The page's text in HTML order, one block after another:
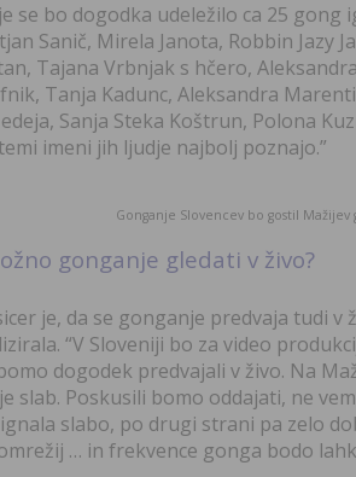
se bo dogodka udeležilo ca 25
Sanič, Mirela Janota, Robbin Jazy
Tajana Vrbnjak s hčero,
Tanja Kadunc, Aleksandra
Sanja Steka Koštrun, Polona
imeni jih ljudje najbolj poznajo.”
Gonganje Slovencev bo gostil
gonganje gledati v živo?
je, da se gonganje predvaja tudi v
“V Sloveniji bo za video
dogodek predvajali v živo. Na
slab. Poskusili bomo oddajati, ne
slabo, po drugi strani pa zelo
… in frekvence gonga bodo